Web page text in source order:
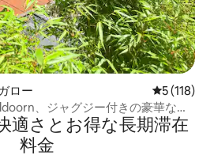
ロー レビュー
5 (118)
、ジャグジー付きの豪華なス
適⁠さ⁠とお⁠得⁠な長⁠期⁠滞⁠在
料⁠金